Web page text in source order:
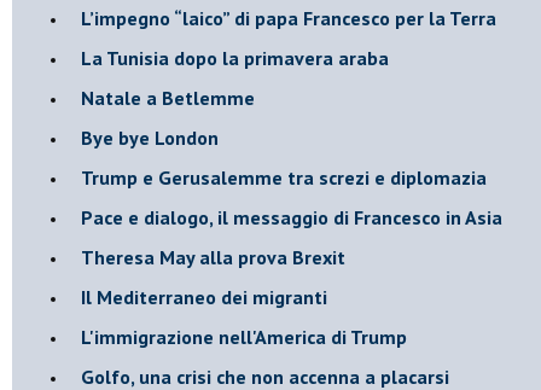
L’impegno “laico” di papa Francesco per la Terra
La Tunisia dopo la primavera araba
Natale a Betlemme
Bye bye London
Trump e Gerusalemme tra screzi e diplomazia
Pace e dialogo, il messaggio di Francesco in Asia
Theresa May alla prova Brexit
Il Mediterraneo dei migranti
L'immigrazione nell'America di Trump
Golfo, una crisi che non accenna a placarsi